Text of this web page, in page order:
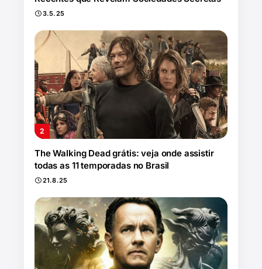
3.5.25
The Walking Dead grátis: veja onde assistir
todas as 11 temporadas no Brasil
21.8.25